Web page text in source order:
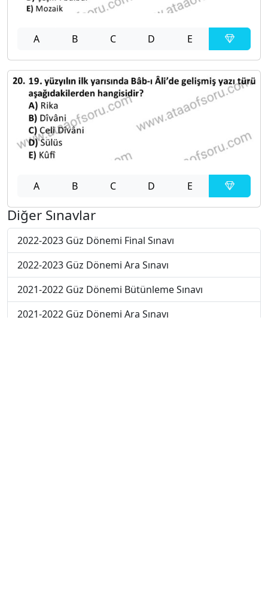
A B C D E
A B C D E
Diğer Sınavlar
2022-2023 Güz Dönemi Final Sınavı
2022-2023 Güz Dönemi Ara Sınavı
2021-2022 Güz Dönemi Bütünleme Sınavı
2021-2022 Güz Dönemi Ara Sınavı